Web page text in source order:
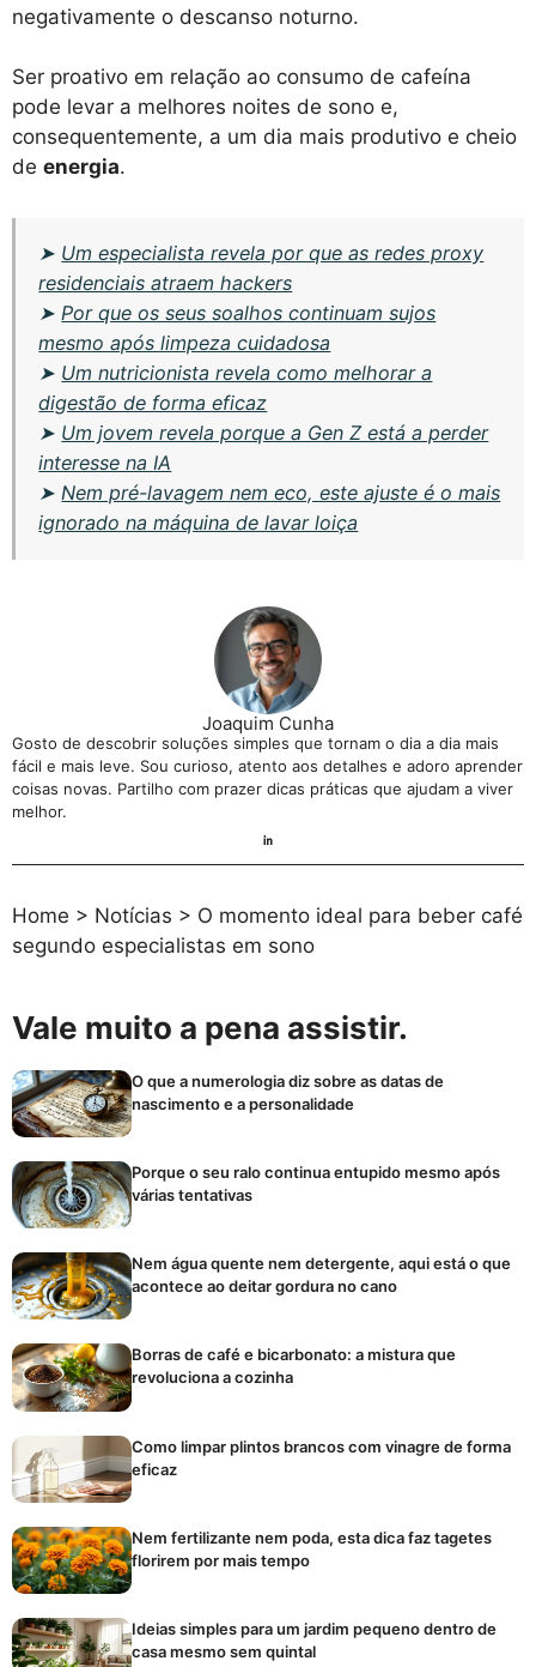
negativamente o descanso noturno.
Ser proativo em relação ao consumo de cafeína
pode levar a melhores noites de sono e,
consequentemente, a um dia mais produtivo e cheio
de energia.
➤ Um especialista revela por que as redes proxy
residenciais atraem hackers
➤Por que os seus soalhos continuam sujos
mesmo após limpeza cuidadosa
➤ Um nutricionista revela como melhorar a
digestão de forma eficaz
➤ Um jovem revela porque a Gen Z está a perder
interesse na IA
➤Nem pré-lavagem nem eco, este ajuste é o mais
ignorado na máquina de lavar loiça
Joaquim Cunha
Gosto de descobrir soluções simples que tornam o dia a dia mais
fácil e mais leve. Sou curioso, atento aos detalhes e adoro aprender
coisas novas. Partilho com prazer dicas práticas que ajudam a viver
melhor.
Home > Notícias > O momento ideal para beber café
segundo especialistas em sono
Vale muito a pena assistir.
O que a numerologia diz sobre as datas de
nascimento e a personalidade
Porque o seu ralo continua entupido mesmo após
várias tentativas
Nem água quente nem detergente, aqui está o que
acontece ao deitar gordura no cano
Borras de café e bicarbonato: a mistura que
revoluciona a cozinha
Como limpar plintos brancos com vinagre de forma
eficaz
Nem fertilizante nem poda, esta dica faz tagetes
florirem por mais tempo
Ideias simples para um jardim pequeno dentro de
casa mesmo sem quintal